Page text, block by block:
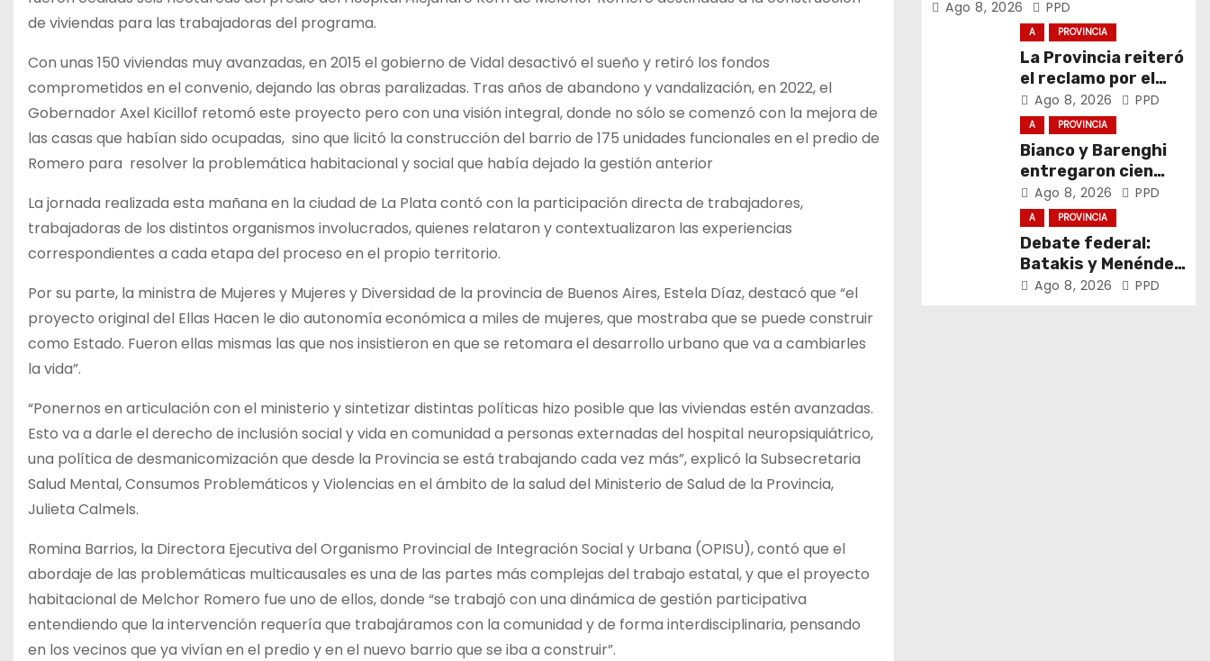
de viviendas para las trabajadoras del programa.
Con unas 150 viviendas muy avanzadas, en 2015 el gobierno de Vidal desactivó el sueño y retiró los fondos
comprometidos en el convenio, dejando las obras paralizadas. Tras años de abandono y vandalización, en 2022, el
Gobernador Axel Kicillof retomó este proyecto pero con una visión integral, donde no sólo se comenzó con la mejora de
las casas que habían sido ocupadas, sino que licitó la construcción del barrio de 175 unidades funcionales en el predio de
Romero para resolver la problemática habitacional y social que había dejado la gestión anterior
La jornada realizada esta mañana en la ciudad de La Plata contó con la participación directa de trabajadores,
trabajadoras de los distintos organismos involucrados, quienes relataron y contextualizaron las experiencias
correspondientes a cada etapa del proceso en el propio territorio.
Por su parte, la ministra de Mujeres y Mujeres y Diversidad de la provincia de Buenos Aires, Estela Díaz, destacó que “el
proyecto original del Ellas Hacen le dio autonomía económica a miles de mujeres, que mostraba que se puede construir
como Estado. Fueron ellas mismas las que nos insistieron en que se retomara el desarrollo urbano que va a cambiarles
la vida”.
“Ponernos en articulación con el ministerio y sintetizar distintas políticas hizo posible que las viviendas estén avanzadas.
Esto va a darle el derecho de inclusión social y vida en comunidad a personas externadas del hospital neuropsiquiátrico,
una política de desmanicomización que desde la Provincia se está trabajando cada vez más”, explicó la Subsecretaria
Salud Mental, Consumos Problemáticos y Violencias en el ámbito de la salud del Ministerio de Salud de la Provincia,
Julieta Calmels.
Romina Barrios, la Directora Ejecutiva del Organismo Provincial de Integración Social y Urbana (OPISU), contó que el
abordaje de las problemáticas multicausales es una de las partes más complejas del trabajo estatal, y que el proyecto
habitacional de Melchor Romero fue uno de ellos, donde “se trabajó con una dinámica de gestión participativa
entendiendo que la intervención requería que trabajáramos con la comunidad y de forma interdisciplinaria, pensando
en los vecinos que ya vivían en el predio y en el nuevo barrio que se iba a construir”.
Ago 8, 2026 PPD
A PROVINCIA
La Provincia reiteró
el reclamo por el
respeto al
federalismo
Ago 8, 2026 PPD
A PROVINCIA
Bianco y Barenghi
entregaron cien
computadoras de
Conectar Igualdad
Bonaerense
Ago 8, 2026 PPD
A PROVINCIA
Debate federal:
Batakis y Menéndez
encabezaron la 108°
Ago 8, 2026 PPD